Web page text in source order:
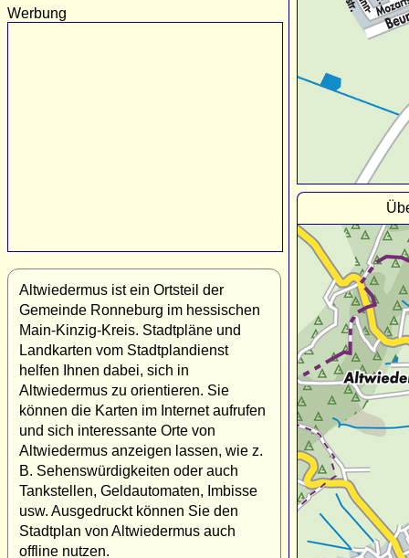
Werbung
Altwiedermus ist ein Ortsteil der
Gemeinde Ronneburg im hessischen
Main-Kinzig-Kreis. Stadtpläne und
Landkarten vom Stadtplandienst
helfen Ihnen dabei, sich in
Altwiedermus zu orientieren. Sie
können die Karten im Internet aufrufen
und sich interessante Orte von
Altwiedermus anzeigen lassen, wie z.
B. Sehenswürdigkeiten oder auch
Tankstellen, Geldautomaten, Imbisse
usw. Ausgedruckt können Sie den
Stadtplan von Altwiedermus auch
offline nutzen.